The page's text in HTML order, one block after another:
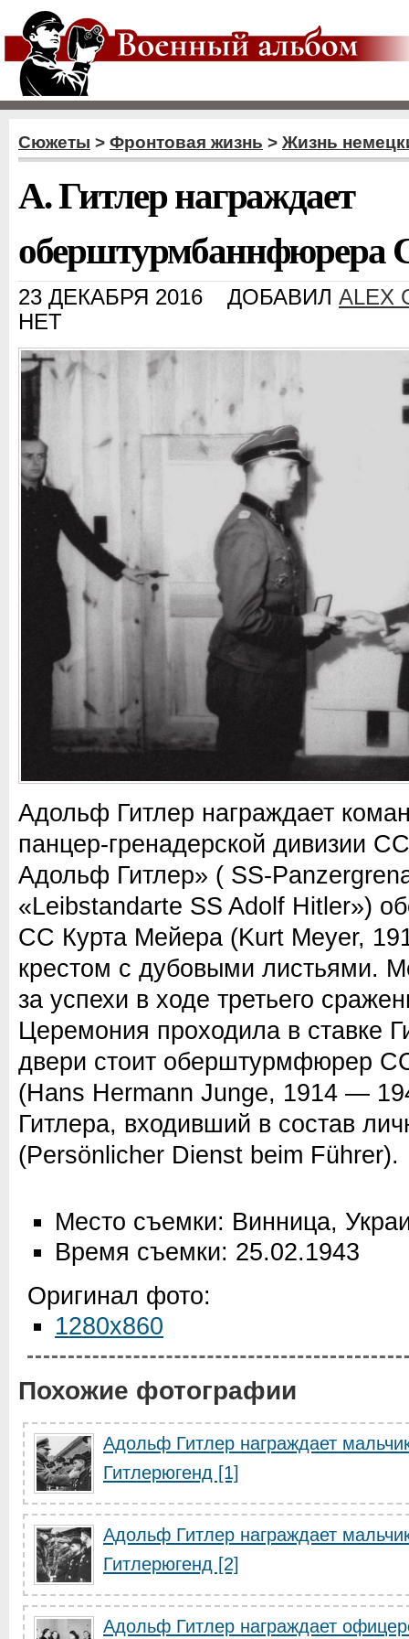
Сюжеты > Фронтовая жизнь > Жизнь
А. Гитлер награждает
оберштурмбаннфюрера
23 ДЕКАБРЯ 2016 ДОБАВИЛ ALEX
НЕТ
Адольф Гитлер награждает
панцер-гренадерской дивизии
Адольф Гитлер» ( SS-
«Leibstandarte SS Adolf Hitler»)
СС Курта Мейера (Kurt Meyer,
крестом с дубовыми листьями.
за успехи в ходе третьего
Церемония проходила в ставке
двери стоит оберштурмфюрер
(Hans Hermann Junge, 1914 —
Гитлера, входивший в состав
(Persönlicher Dienst beim Führer).
Место съемки: Винница,
Время съемки: 25.02.1943
Оригинал фото:
1280x860
Похожие фотографии
Адольф Гитлер награждает
Гитлерюгенд [1]
Адольф Гитлер награждает
Гитлерюгенд [2]
Адольф Гитлер награждает